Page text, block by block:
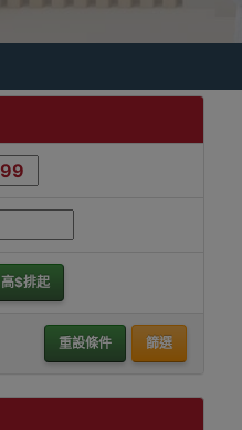
高$排起
重設條件 篩選